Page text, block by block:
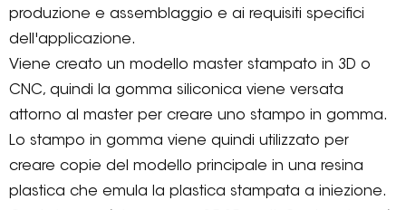
produzione e assemblaggio e ai requisiti specifici
dell'applicazione.
Viene creato un modello master stampato in 3D o
CNC, quindi la gomma siliconica viene versata
attorno al master per creare uno stampo in gomma.
Lo stampo in gomma viene quindi utilizzato per
creare copie del modello principale in una resina
plastica che emula la plastica stampata a iniezione.